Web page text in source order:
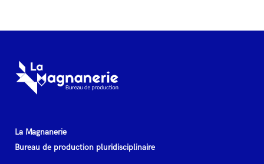
La Magnanerie
Bureau de production pluridisciplinaire